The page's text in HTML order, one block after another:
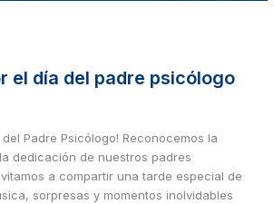
el día del padre psicólogo
dedicación de nuestros padres
a compartir una tarde especial de
sorpresas y momentos inolvidables